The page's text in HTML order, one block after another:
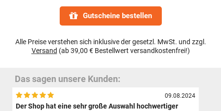
Gutscheine bestellen
Alle Preise verstehen sich inklusive der gesetzl. MwSt. und zzgl.
Versand (ab 39,00 € Bestellwert versandkostenfrei!)
Das sagen unsere Kunden:
09.08.2024
Der Shop hat eine sehr große Auswahl hochwertiger